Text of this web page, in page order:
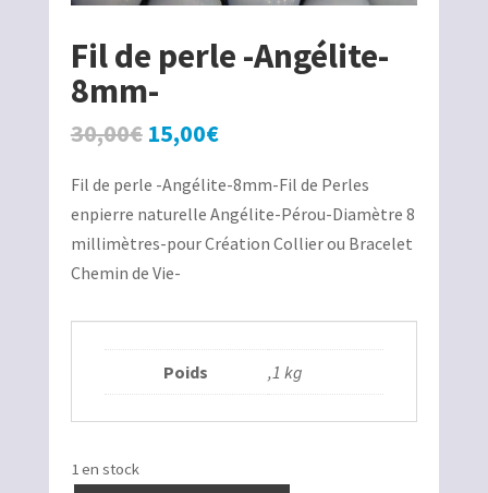
Fil de perle -Angélite-
8mm-
30,00€ Le
initial
était :
30,00€.
15,00€Le
actuel
est :
15,00€.
Fil de perle -Angélite-8mm-Fil de Perles
enpierre naturelle Angélite-Pérou-Diamètre 8
millimètres-pour Création Collier ou Bracelet
Chemin de Vie-
Poids ,1 kg
1 en stock